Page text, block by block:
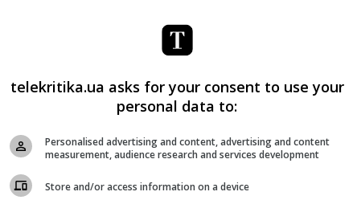
Мастер-классы ТВ
??Как StarLightMedia запустила
StarLight Talks, чтобы вдохновить
сотрудников работать
telekritika.ua asks for your consent to use your
personal data to:
Personalised advertising and content, advertising and content
measurement, audience research and services development
Store and/or access information on a device